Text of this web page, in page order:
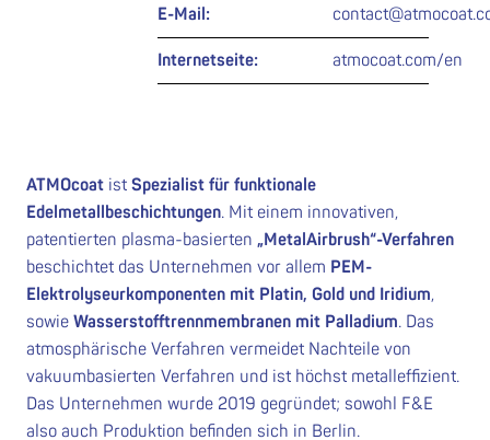
E-Mail:
Internetseite: atmocoat.com/en
ATMOcoat ist Spezialist für funktionale
Edelmetallbeschichtungen. Mit einem innovativen,
patentierten plasma-basierten „MetalAirbrush“-Verfahren
beschichtet das Unternehmen vor allem PEM-
Elektrolyseurkomponenten mit Platin, Gold und Iridium,
sowie Wasserstofftrennmembranen mit Palladium. Das
atmosphärische Verfahren vermeidet Nachteile von
vakuumbasierten Verfahren und ist höchst metalleffizient.
Das Unternehmen wurde 2019 gegründet; sowohl F&E
also auch Produktion befinden sich in Berlin.